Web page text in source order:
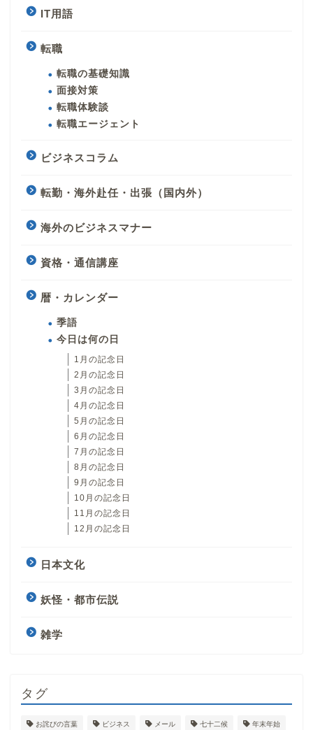
IT用語
転職
転職の基礎知識
面接対策
転職体験談
転職エージェント
ビジネスコラム
転勤・海外赴任・出張（国内外）
海外のビジネスマナー
資格・通信講座
暦・カレンダー
季語
今日は何の日
1月の記念日
2月の記念日
3月の記念日
4月の記念日
5月の記念日
6月の記念日
7月の記念日
8月の記念日
9月の記念日
10月の記念日
11月の記念日
12月の記念日
日本文化
妖怪・都市伝説
雑学
タグ
お詫びの言葉 ビジネス メール 七十二候 年末年始